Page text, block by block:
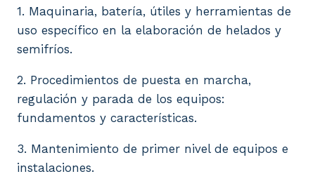
1. Maquinaria, batería, útiles y herramientas de
uso específico en la elaboración de helados y
semifríos.
2. Procedimientos de puesta en marcha,
regulación y parada de los equipos:
fundamentos y características.
3. Mantenimiento de primer nivel de equipos e
instalaciones.